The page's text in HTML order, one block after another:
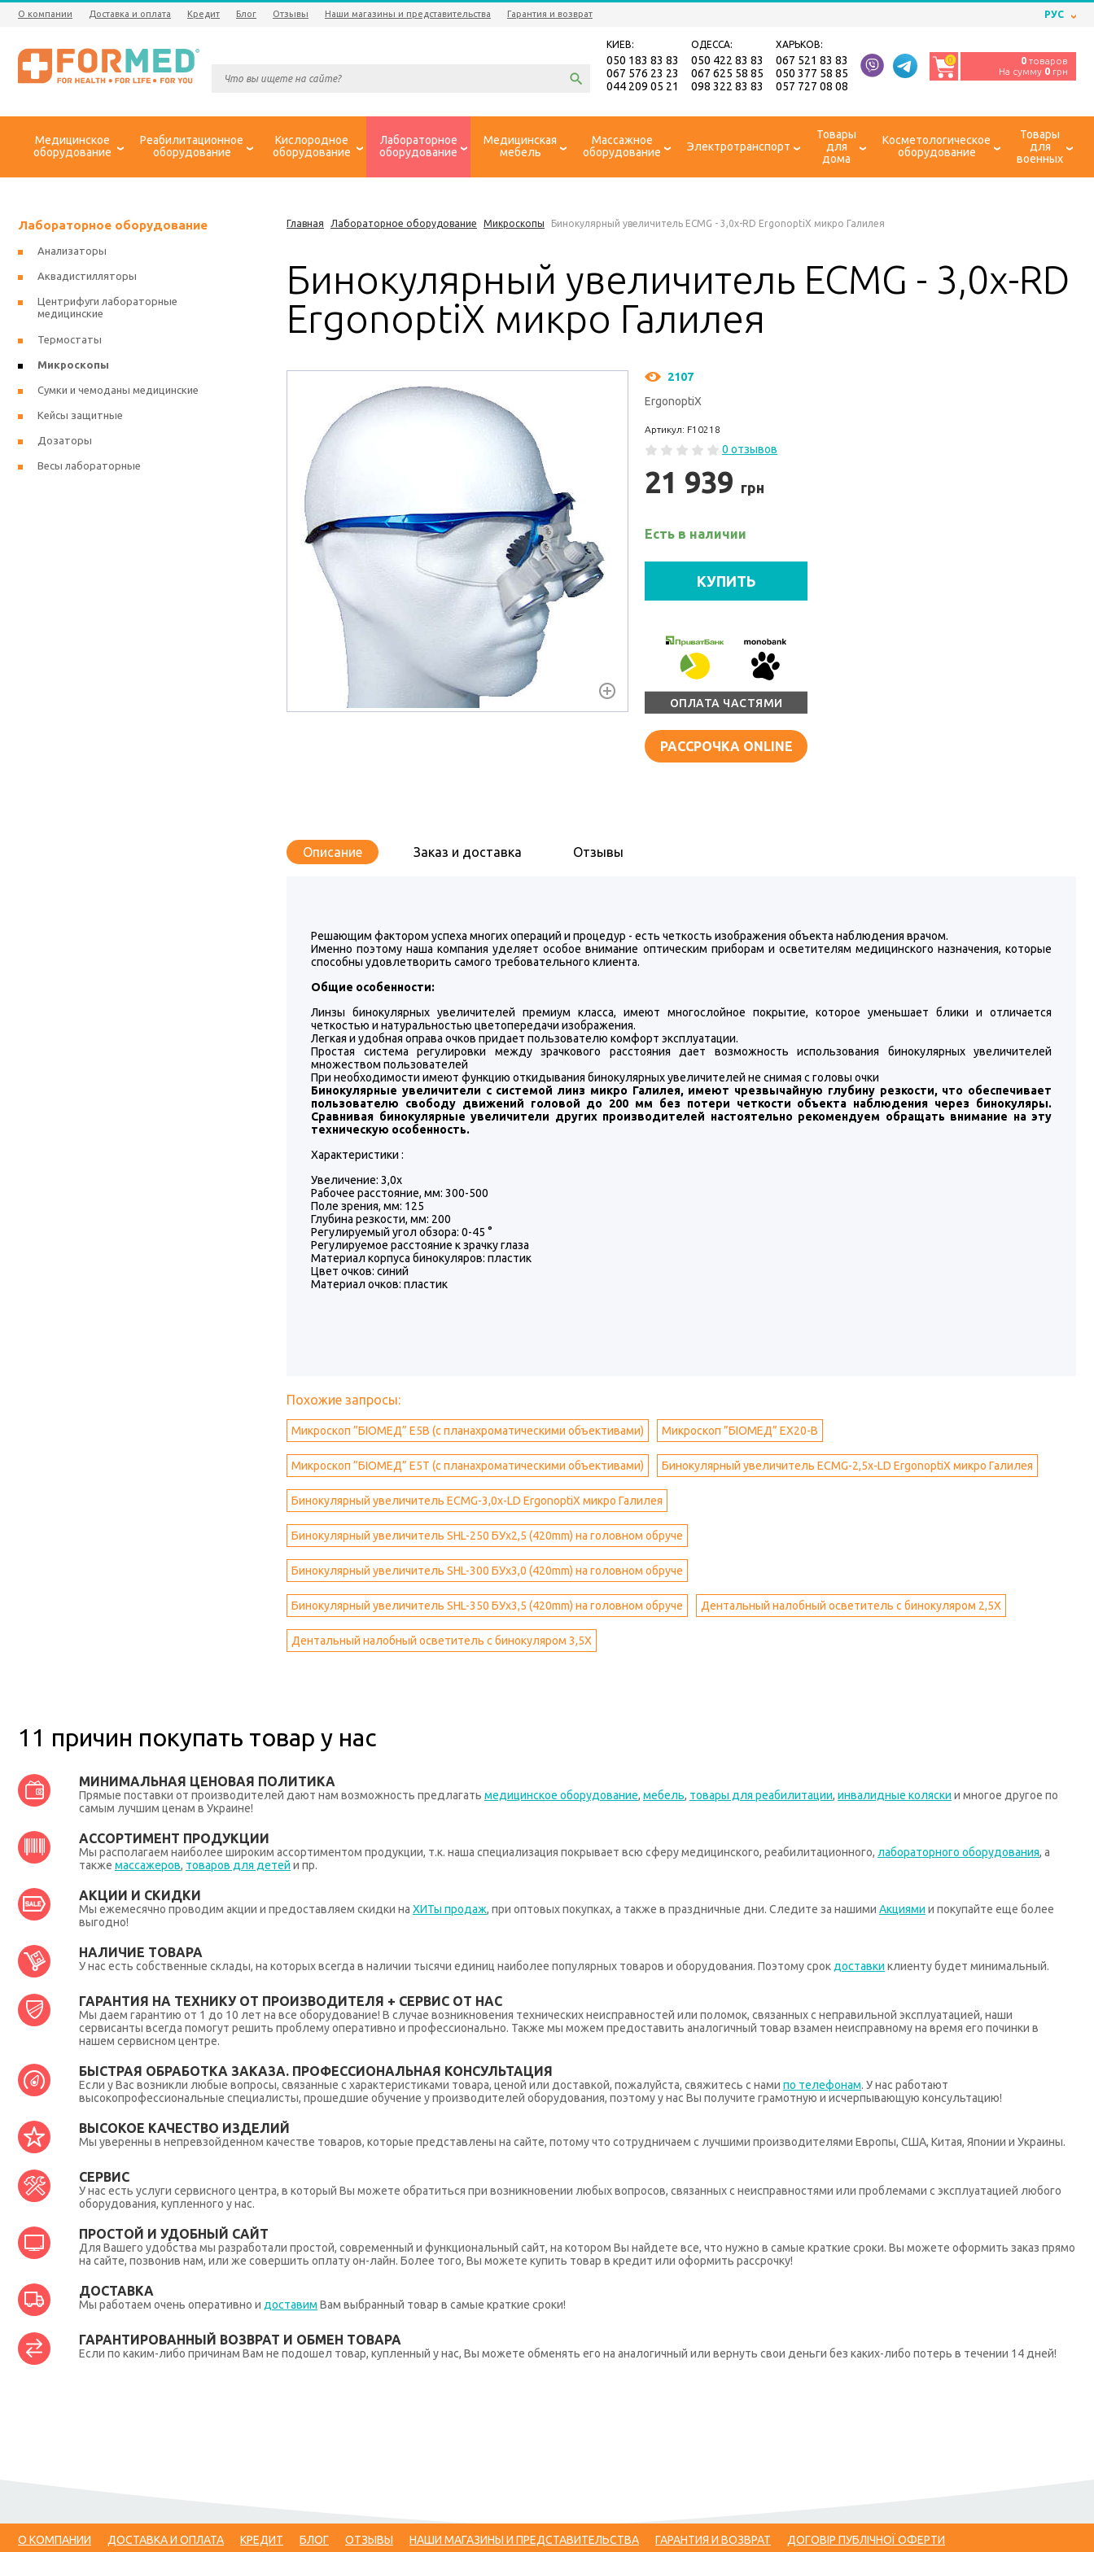
О компании Доставка и оплата Кредит Блог Отзывы Наши магазины и представительства Гарантия и возврат РУС
КИЕВ:
050 183 83 83
067 576 23 23
044 209 05 21
ОДЕССА:
050 422 83 83
067 625 58 85
098 322 83 83
ХАРЬКОВ:
067 521 83 83
050 377 58 85
057 727 08 08
0 0 товаров
На сумму 0 грн
Медицинское
оборудование
Реабилитационное
оборудование
Кислородное
оборудование
Лабораторное
оборудование
Медицинская
мебель
Массажное
оборудование
Электротранспорт
Товары
для
дома
Косметологическое
оборудование
Товары
для
военных
Главная Лабораторное оборудование Микроскопы Бинокулярный увеличитель ECMG - 3,0x-RD ErgonoptiX микро Галилея
Бинокулярный увеличитель ECMG - 3,0x-RD
ErgonoptiX микро Галилея
2107
ErgonoptiX
Артикул: F10218
0 отзывов
21 939 грн
Есть в наличии
КУПИТЬ
ОПЛАТА ЧАСТЯМИ
РАССРОЧКА ONLINE
Описание Заказ и доставка Отзывы
Решающим фактором успеха многих операций и процедур - есть четкость изображения объекта наблюдения врачом.
Именно поэтому наша компания уделяет особое внимание оптическим приборам и осветителям медицинского назначения, которые
способны удовлетворить самого требовательного клиента.
Общие особенности:
Линзы бинокулярных увеличителей премиум класса, имеют многослойное покрытие, которое уменьшает блики и отличается
четкостью и натуральностью цветопередачи изображения.
Легкая и удобная оправа очков придает пользователю комфорт эксплуатации.
Простая система регулировки между зрачкового расстояния дает возможность использования бинокулярных увеличителей
множеством пользователей
При необходимости имеют функцию откидывания бинокулярных увеличителей не снимая с головы очки
Бинокулярные увеличители с системой линз микро Галилея, имеют чрезвычайную глубину резкости, что обеспечивает
пользователю свободу движений головой до 200 мм без потери четкости объекта наблюдения через бинокуляры.
Сравнивая бинокулярные увеличители других производителей настоятельно рекомендуем обращать внимание на эту
техническую особенность.
Характеристики :
Увеличение: 3,0х
Рабочее расстояние, мм: 300-500
Поле зрения, мм: 125
Глубина резкости, мм: 200
Регулируемый угол обзора: 0-45 °
Регулируемое расстояние к зрачку глаза
Материал корпуса бинокуляров: пластик
Цвет очков: синий
Материал очков: пластик
Похожие запросы:
Микроскоп ”БІОМЕД” E5B (с планахроматическими объективами) Микроскоп ”БІОМЕД” EX20-B
Микроскоп ”БІОМЕД” E5Т (с планахроматическими объективами) Бинокулярный увеличитель ECMG-2,5x-LD ErgonoptiX микро Галилея
Бинокулярный увеличитель ECMG-3,0x-LD ErgonoptiX микро Галилея
Бинокулярный увеличитель SHL-250 БУх2,5 (420mm) на головном обруче
Бинокулярный увеличитель SHL-300 БУх3,0 (420mm) на головном обруче
Бинокулярный увеличитель SHL-350 БУх3,5 (420mm) на головном обруче Дентальный налобный осветитель с бинокуляром 2,5Х
Дентальный налобный осветитель с бинокуляром 3,5Х
Лабораторное оборудование
Анализаторы
Аквадистилляторы
Центрифуги лабораторные
медицинские
Термостаты
Микроскопы
Сумки и чемоданы медицинские
Кейсы защитные
Дозаторы
Весы лабораторные
11 причин покупать товар у нас
МИНИМАЛЬНАЯ ЦЕНОВАЯ ПОЛИТИКА
Прямые поставки от производителей дают нам возможность предлагать медицинское оборудование, мебель, товары для реабилитации, инвалидные коляски и многое другое по
самым лучшим ценам в Украине!
АССОРТИМЕНТ ПРОДУКЦИИ
Мы располагаем наиболее широким ассортиментом продукции, т.к. наша специализация покрывает всю сферу медицинского, реабилитационного, лабораторного оборудования, а
также массажеров, товаров для детей и пр.
АКЦИИ И СКИДКИ
Мы ежемесячно проводим акции и предоставляем скидки на ХИТы продаж, при оптовых покупках, а также в праздничные дни. Следите за нашими Акциями и покупайте еще более
выгодно!
НАЛИЧИЕ ТОВАРА
У нас есть собственные склады, на которых всегда в наличии тысячи единиц наиболее популярных товаров и оборудования. Поэтому срокдоставки клиенту будет минимальный.
ГАРАНТИЯ НА ТЕХНИКУ ОТ ПРОИЗВОДИТЕЛЯ + СЕРВИС ОТ НАС
Мы даем гарантию от 1 до 10 лет на все оборудование! В случае возникновения технических неисправностей или поломок, связанных с неправильной эксплуатацией, наши
сервисанты всегда помогут решить проблему оперативно и профессионально. Также мы можем предоставить аналогичный товар взамен неисправному на время его починки в
нашем сервисном центре.
БЫСТРАЯ ОБРАБОТКА ЗАКАЗА. ПРОФЕССИОНАЛЬНАЯ КОНСУЛЬТАЦИЯ
Если у Вас возникли любые вопросы, связанные с характеристиками товара, ценой или доставкой, пожалуйста, свяжитесь с нами по телефонам. У нас работают
высокопрофессиональные специалисты, прошедшие обучение у производителей оборудования, поэтому у нас Вы получите грамотную и исчерпывающую консультацию!
ВЫСОКОЕ КАЧЕСТВО ИЗДЕЛИЙ
Мы уверенны в непревзойденном качестве товаров, которые представлены на сайте, потому что сотрудничаем с лучшими производителями Европы, США, Китая, Японии и Украины.
СЕРВИС
У нас есть услуги сервисного центра, в который Вы можете обратиться при возникновении любых вопросов, связанных с неисправностями или проблемами с эксплуатацией любого
оборудования, купленного у нас.
ПРОСТОЙ И УДОБНЫЙ САЙТ
Для Вашего удобства мы разработали простой, современный и функциональный сайт, на котором Вы найдете все, что нужно в самые краткие сроки. Вы можете оформить заказ прямо
на сайте, позвонив нам, или же совершить оплату он-лайн. Более того, Вы можете купить товар в кредит или оформить рассрочку!
ДОСТАВКА
Мы работаем очень оперативно и доставим Вам выбранный товар в самые краткие сроки!
ГАРАНТИРОВАННЫЙ ВОЗВРАТ И ОБМЕН ТОВАРА
Если по каким-либо причинам Вам не подошел товар, купленный у нас, Вы можете обменять его на аналогичный или вернуть свои деньги без каких-либо потерь в течении 14 дней!
О КОМПАНИИ ДОСТАВКА И ОПЛАТА КРЕДИТ БЛОГ ОТЗЫВЫ НАШИ МАГАЗИНЫ И ПРЕДСТАВИТЕЛЬСТВА ГАРАНТИЯ И ВОЗВРАТ ДОГОВІР ПУБЛІЧНОЇ ОФЕРТИ